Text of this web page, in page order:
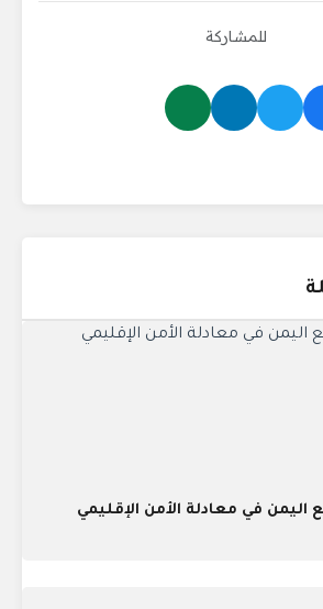
للمشاركة
اليمن في معادلة الأمن الإقليمي